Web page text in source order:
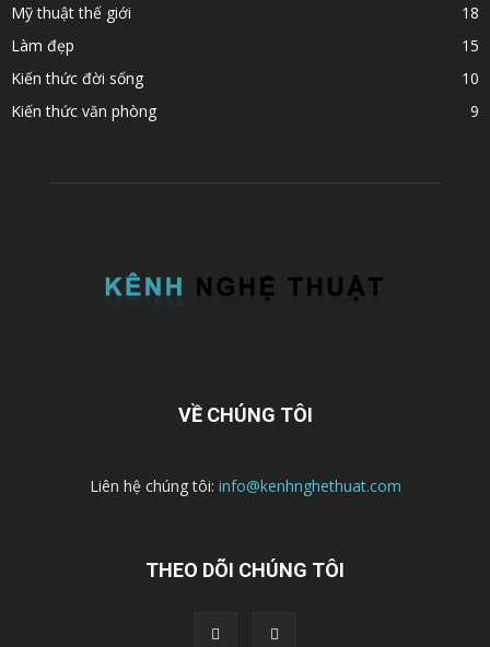
Mỹ thuật thế giới
18
Làm đẹp
15
Kiến thức đời sống
10
Kiến thức văn phòng
9
VỀ CHÚNG TÔI
Liên hệ chúng tôi: info@kenhnghethuat.com
THEO DÕI CHÚNG TÔI